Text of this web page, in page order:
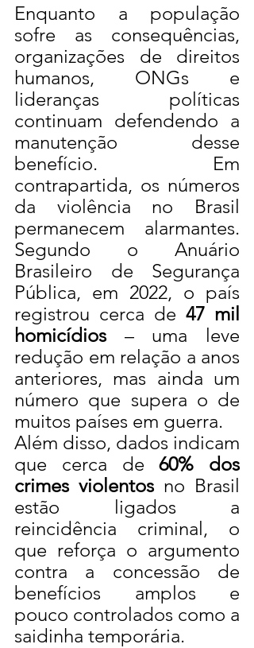
Enquanto a população
sofre as consequências,
organizações de direitos
humanos, ONGs e
lideranças políticas
continuam defendendo a
manutenção desse
benefício. Em
contrapartida, os números
da violência no Brasil
permanecem alarmantes.
Segundo o Anuário
Brasileiro de Segurança
Pública, em 2022, o país
registrou cerca de 47 mil
homicídios – uma leve
redução em relação a anos
anteriores, mas ainda um
número que supera o de
muitos países em guerra.
Além disso, dados indicam
que cerca de 60% dos
crimes violentos no Brasil
estão ligados a
reincidência criminal, o
que reforça o argumento
contra a concessão de
benefícios amplos e
pouco controlados como a
saidinha temporária.